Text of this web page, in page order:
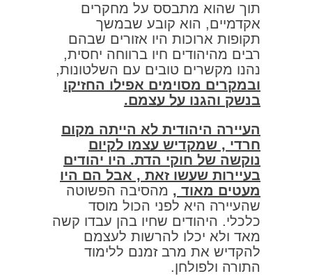
תוך שהוא מתבסס על מחקרים
אקדמיים, הוא קובע שבמשך
תקופות ארוכות היו אזורים שבהם
רבים מהיהודים חיו ברווחה יחסית,
נהנו מקשרים טובים עם השלטונות,
ובמקרים מסוימים אפילו החזיקו
בנשק והגנו על עצמם.
העיירה היהודית לא הייתה מקום
חרדי , שמקדיש עצמו לקיום
נוקשה של חוקי הדת. היו יהודים
בעיירות שעשו זאת , אבל הם היו
מעטים מאוד , מהסיבה הפשוטה
שהעיירה היא לפני הכול מוסד
כלכלי. היהודים שחיו בהן עבדו קשה
מאד ולא יכלו להרשות לעצמם
להקדיש את מרב זמנם ללימוד
התורה ולפולחן.